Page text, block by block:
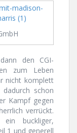
den CGI-
zum Leben
nicht komplett
schon
Kampf gegen
verrückt.
ein buckliger,
1 und generell